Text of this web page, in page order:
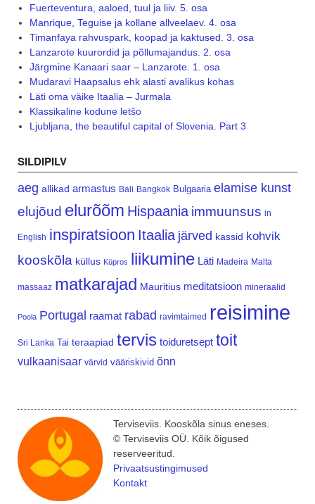
Fuerteventura, aaloed, tuul ja liiv. 5. osa
Manrique, Teguise ja kollane allveelaev. 4. osa
Timanfaya rahvuspark, koopad ja kaktused. 3. osa
Lanzarote kuurordid ja põllumajandus. 2. osa
Järgmine Kanaari saar – Lanzarote. 1. osa
Mudaravi Haapsalus ehk alasti avalikus kohas
Läti oma väike Itaalia – Jurmala
Klassikaline kodune letšo
Ljubljana, the beautiful capital of Slovenia. Part 3
SILDIPILV
aeg allikad armastus Bali Bangkok Bulgaaria elamise kunst
elujõud elurõõm Hispaania immuunsus in
English inspiratsioon Itaalia järved kassid kohvik
kooskõla küllus Küpros liikumine Läti Madeira Malta
massaaz matkarajad Mauritius meditatsioon mineraalid
Poola Portugal raamat rabad ravimtaimed reisimine
Sri Lanka Tai teraapiad tervis toiduretsept toit
vulkaanisaar värvid vääriskivid õnn
Terviseviis. Kooskõla sinus eneses.
© Terviseviis OÜ. Kõik õigused
reserveeritud.
Privaatsustingimused
Kontakt